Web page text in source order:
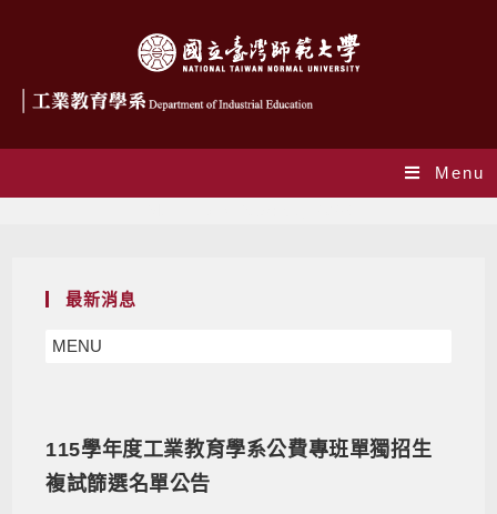
Menu
最新消息
MENU
115學年度工業教育學系公費專班單獨招生
複試篩選名單公告